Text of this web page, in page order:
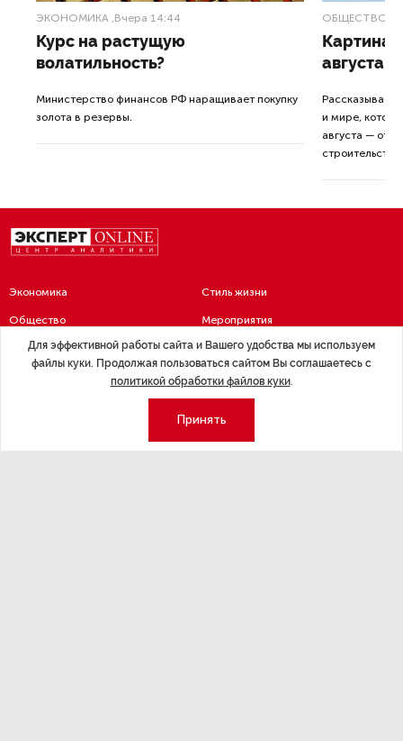
ЭКОНОМИКА ,Вчера 14:44
Курс на растущую
волатильность?
Министерство финансов РФ наращивает покупку
золота в резервы.
ОБЩЕСТВО
Картина
августа
Рассказываем
и мире,
августа — от
Экономика
Общество
Экспертное мнение
Стиль жизни
Мероприятия
Новости партнеров
Недвижимость
Для эффективной работы сайта и Вашего удобства мы используем
файлы куки. Продолжая пользоваться сайтом Вы соглашаетесь с
политикой обработки файлов куки.
Принять